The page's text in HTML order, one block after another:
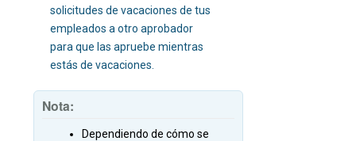
solicitudes de vacaciones de tus
empleados a otro aprobador
para que las apruebe mientras
estás de vacaciones.
Nota:
Dependiendo de cómo se